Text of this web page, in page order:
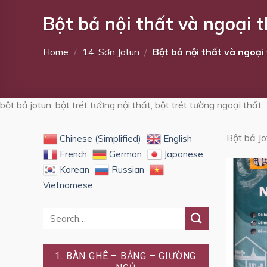
Bột bả nội thất và ngoại
Home / 14. Sơn Jotun / Bột bả nội thất và
bột bả jotun, bột trét tường nội thất, bột trét tường ngoại thất
Chinese (Simplified)
English
French
German
Japanese
Korean
Russian
Vietnamese
1. BÀN GHÊ – BẢNG – GIƯỜNG
Bột bả